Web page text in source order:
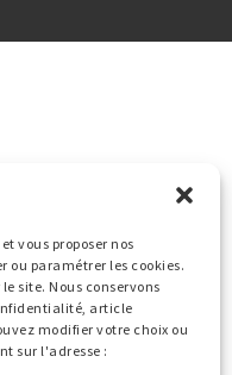
vous proposer nos
ou paramétrer les cookies.
site. Nous conservons
article
modifier votre choix ou
sur l'adresse :